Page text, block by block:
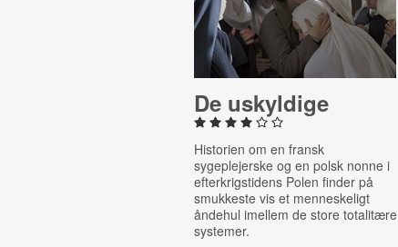
De uskyldige
Historien om en fransk
sygeplejerske og en polsk nonne i
efterkrigstidens Polen finder på
smukkeste vis et menneskeligt
åndehul imellem de store totalitære
systemer.